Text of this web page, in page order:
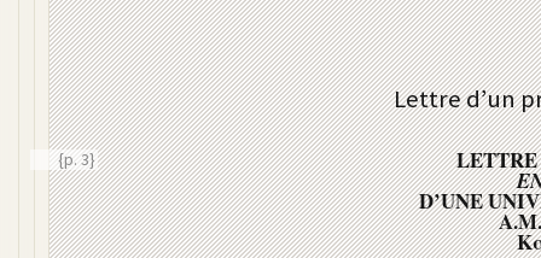
Lettre d’un
{p. 3} LETTRE
D’UNE